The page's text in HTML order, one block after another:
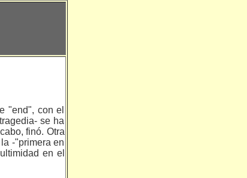
"end", con el
se ha
finó. Otra
-"primera en
en el